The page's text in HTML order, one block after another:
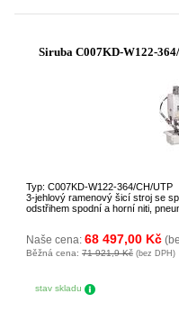
Siruba C007KD-W122-
Typ: C007KD-W122-364/CH/UTP
3-jehlový ramenový šicí stroj se
odstřihem spodní a horní niti,
Naše cena: 68 497,00 Kč
Běžná cena: 71 921,9 Kč (bez DPH)
stav skladu